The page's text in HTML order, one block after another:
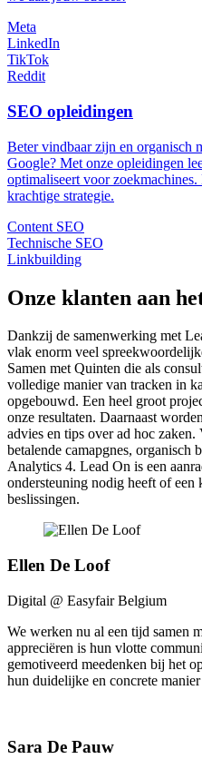
Meta
LinkedIn
TikTok
Reddit
SEO opleidingen
Beter vindbaar zijn en organisch
Google? Met onze opleidingen
optimaliseert voor
krachtige strategie.
Content SEO
Technische SEO
Linkbuilding
Onze klanten aan
Dankzij de samenwerking met
vlak enorm veel
Samen met Quinten die als
volledige manier van tracken in
opgebouwd. Een heel groot
onze resultaten. Daarnaast
advies en tips over ad hoc
betalende camapgnes, organisch
Analytics 4. Lead On is een
ondersteuning nodig heeft of
beslissingen.
Ellen De Loof
Digital @ Easyfair Belgium
We werken nu al een tijd samen
appreciëren is hun vlotte
gemotiveerd meedenken bij het
hun duidelijke en concrete
Sara De Pauw